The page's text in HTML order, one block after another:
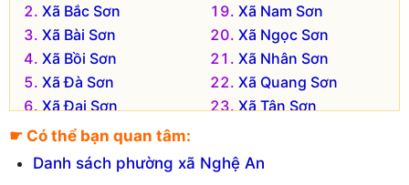
Xã Bắc Sơn
Xã Bài Sơn
Xã Bồi Sơn
Xã Đà Sơn
Xã Đại Sơn
Xã Đặng Sơn
Xã Đông Sơn
Xã Giang Sơn Đông
Xã Nam Sơn
Xã Ngọc Sơn
Xã Nhân Sơn
Xã Quang Sơn
Xã Tân Sơn
Xã Thịnh Sơn
☛ Có thể bạn quan tâm:
Danh sách phường xã Nghệ An